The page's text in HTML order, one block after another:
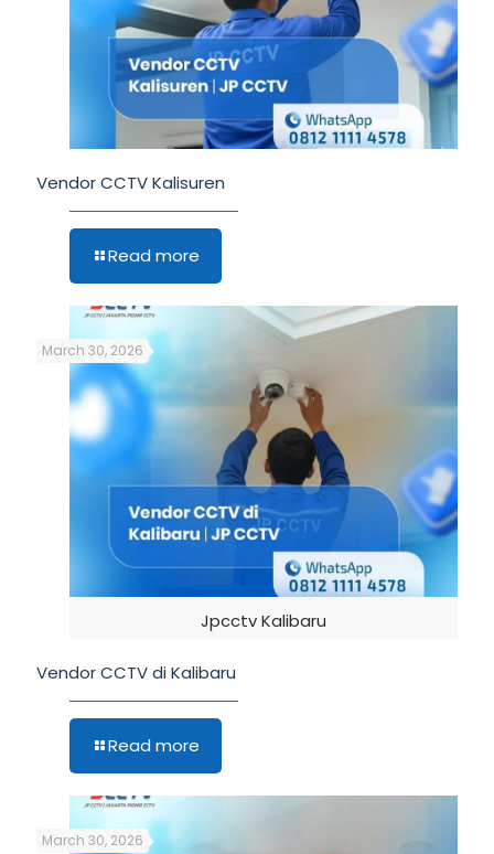
Vendor CCTV Kalisuren
Read more
Jpcctv Kalibaru
March 30, 2026
Vendor CCTV di Kalibaru
Read more
March 30, 2026